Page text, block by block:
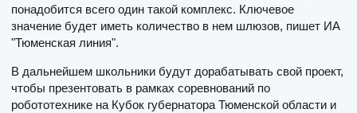
понадобится всего один такой комплекс. Ключевое
значение будет иметь количество в нем шлюзов, пишет ИА
"Тюменская линия".
В дальнейшем школьники будут дорабатывать свой проект,
чтобы презентовать в рамках соревнований по
робототехнике на Кубок губернатора Тюменской области и